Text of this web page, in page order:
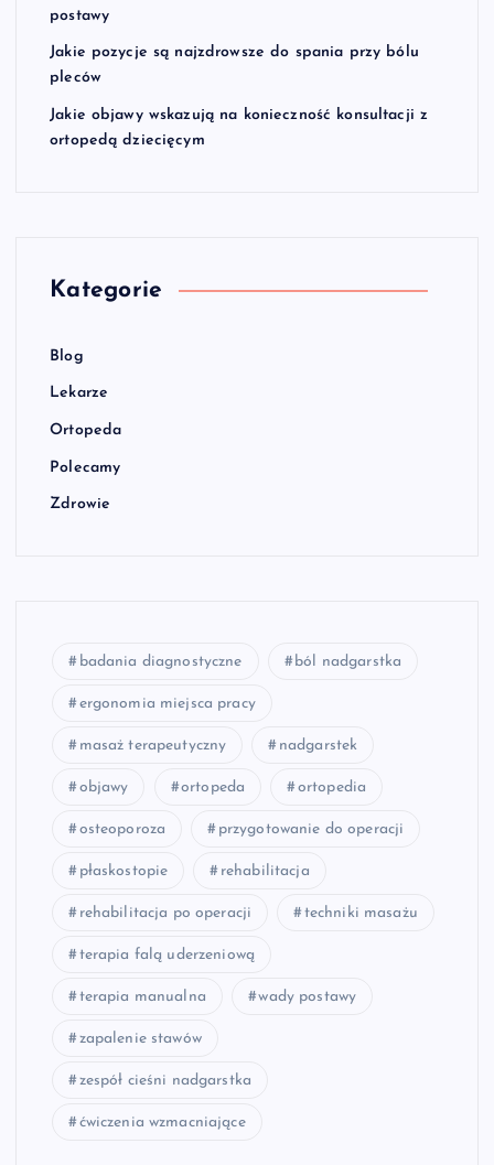
postawy
Jakie pozycje są najzdrowsze do spania przy bólu
pleców
Jakie objawy wskazują na konieczność konsultacji z
ortopedą dziecięcym
Kategorie
Blog
Lekarze
Ortopeda
Polecamy
Zdrowie
badania diagnostyczne ból nadgarstka
ergonomia miejsca pracy
masaż terapeutyczny nadgarstek
objawy ortopeda ortopedia
osteoporoza przygotowanie do operacji
płaskostopie rehabilitacja
rehabilitacja po operacji techniki masażu
terapia falą uderzeniową
terapia manualna wady postawy
zapalenie stawów
zespół cieśni nadgarstka
ćwiczenia wzmacniające